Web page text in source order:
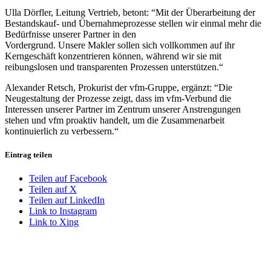
Ulla Dörfler, Leitung Vertrieb, betont: “Mit der Überarbeitung der
Bestandskauf- und Übernahmeprozesse stellen wir einmal mehr die
Bedürfnisse unserer Partner in den
Vordergrund. Unsere Makler sollen sich vollkommen auf ihr
Kerngeschäft konzentrieren können, während wir sie mit
reibungslosen und transparenten Prozessen unterstützen.“
Alexander Retsch, Prokurist der vfm-Gruppe, ergänzt: “Die
Neugestaltung der Prozesse zeigt, dass im vfm-Verbund die
Interessen unserer Partner im Zentrum unserer Anstrengungen
stehen und vfm proaktiv handelt, um die Zusammenarbeit
kontinuierlich zu verbessern.“
Eintrag teilen
Teilen auf Facebook
Teilen auf X
Teilen auf LinkedIn
Link to Instagram
Link to Xing